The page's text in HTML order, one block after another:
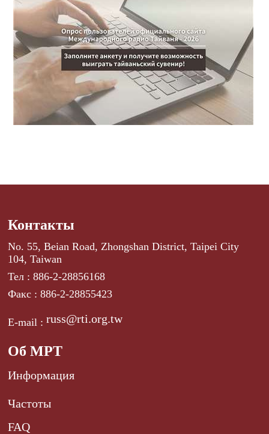
Контакты
No. 55, Beian Road, Zhongshan District, Taipei City
104, Taiwan
Тел : 886-2-28856168
Факс : 886-2-28855423
E-mail :russ@rti.org.tw
Об МРТ
Информация
Частоты
FAQ